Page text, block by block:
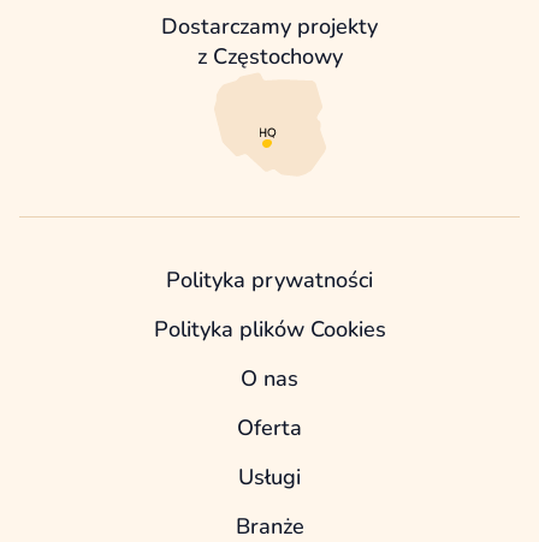
Dostarczamy projekty
z Częstochowy
Polityka prywatności
Polityka plików Cookies
O nas
Oferta
Usługi
Branże